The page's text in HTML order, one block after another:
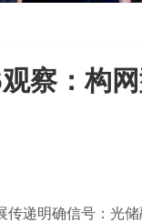
察：构
传递明确信号：光